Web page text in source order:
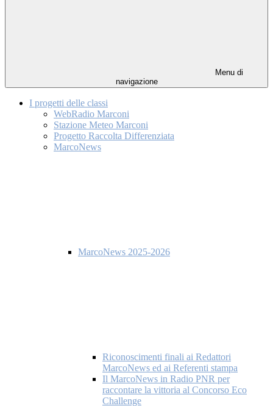
Menu di
navigazione
I progetti delle classi
WebRadio Marconi
Stazione Meteo Marconi
Progetto Raccolta Differenziata
MarcoNews
MarcoNews 2025-2026
Riconoscimenti finali ai Redattori
MarcoNews ed ai Referenti stampa
Il MarcoNews in Radio PNR per
raccontare la vittoria al Concorso Eco
Challenge